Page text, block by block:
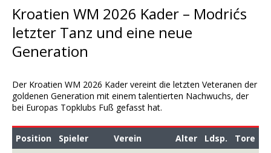
Kroatien WM 2026 Kader – Modrićs
letzter Tanz und eine neue
Generation
Der Kroatien WM 2026 Kader vereint die letzten Veteranen der
goldenen Generation mit einem talentierten Nachwuchs, der
bei Europas Topklubs Fuß gefasst hat.
Position Spieler Verein Alter Ldsp.
Tore